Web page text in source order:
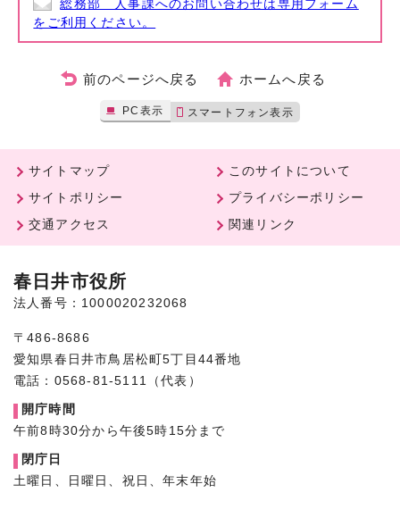
総務部 人事課へのお問い合わせは専用フォーム
をご利用ください。
前のページへ戻る ホームへ戻る
PC表示 スマートフォン表示
サイトマップ
このサイトについて
サイトポリシー
プライバシーポリシー
交通アクセス
関連リンク
春日井市役所
法人番号：1000020232068
〒486-8686
愛知県春日井市鳥居松町5丁目44番地
電話：0568-81-5111（代表）
開庁時間
午前8時30分から午後5時15分まで
閉庁日
土曜日、日曜日、祝日、年末年始